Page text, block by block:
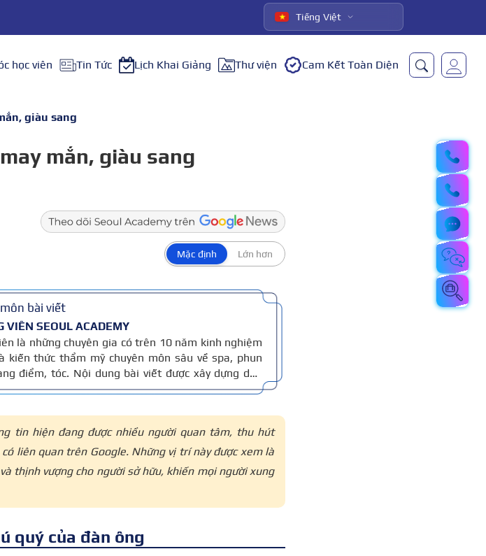
Tiếng Việt
học viên Tin Tức Lịch Khai Giảng Thư viện Cam Kết Toàn Diện
giàu sang
mắn, giàu sang
Mặc định Lớn hơn
bài viết
VIÊN SEOUL ACADEMY
là những chuyên gia có trên 10 năm kinh nghiệm
kiến thức thẩm mỹ chuyên môn sâu về spa, phun
điểm, tóc. Nội dung bài viết được xây dựng dựa
tạo và kinh nghiệm giảng dạy thực tế, đồng thời
tin hiện đang được nhiều người quan tâm, thu hút
liên quan trên Google. Những vị trí này được xem là
thịnh vượng cho người sở hữu, khiến mọi người xung
quý của đàn ông